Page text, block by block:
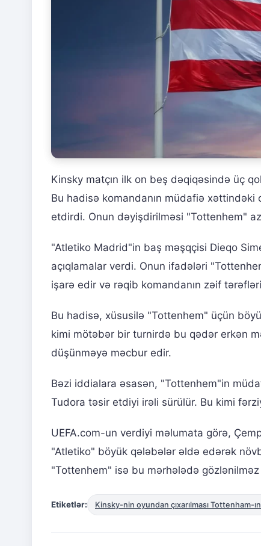
Kinsky matçın ilk on beş dəqiqəsində üç
Bu hadisə komandanın müdafiə xəttindəki
etdirdi. Onun dəyişdirilməsi "Tottenhem"
"Atletiko Madrid"in baş məşqçisi Dieqo
açıqlamalar verdi. Onun ifadələri
işarə edir və rəqib komandanın zəif
Bu hadisə, xüsusilə "Tottenhem" üçün
kimi mötəbər bir turnirdə bu qədər erkən
düşünməyə məcbur edir.
Bəzi iddialara əsasən, "Tottenhem"in
Tudora təsir etdiyi irəli sürülür. Bu kimi
UEFA.com-un verdiyi məlumata görə,
"Atletiko" böyük qələbələr əldə edərək
"Tottenhem" isə bu mərhələdə
Etiketlər: Kinsky-nin oyundan çıxarılması Tottenham-ın